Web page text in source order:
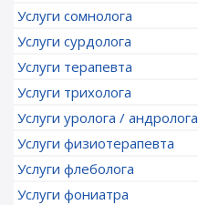
Услуги сомнолога
Услуги сурдолога
Услуги терапевта
Услуги трихолога
Услуги уролога / андролога
Услуги физиотерапевта
Услуги флеболога
Услуги фониатра